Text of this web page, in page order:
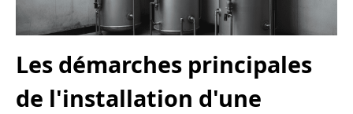
Les démarches principales
de l'installation d'une